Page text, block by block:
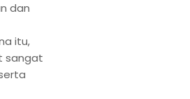
dan
itu,
sangat